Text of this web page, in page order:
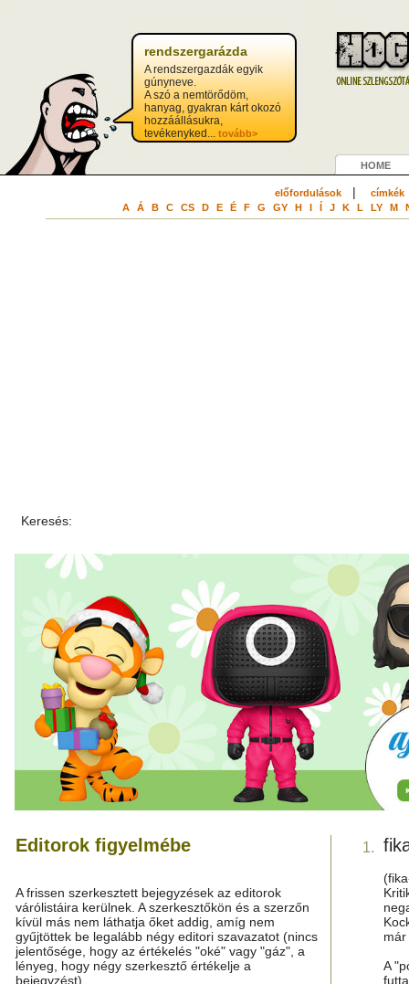
rendszergarázda
A rendszergazdák egyik
gúnyneve.
A szó a nemtörődöm,
hanyag, gyakran kárt okozó
hozzáállásukra,
tevékenyked... tovább>
HOME
előfordulások| címkék
A Á B C CS D E É F G GY H I Í J K L LY M
Keresés:
Editorok figyelmébe
A frissen szerkesztett bejegyzések az editorok
várólistáira kerülnek. A szerkesztőkön és a szerzőn
kívül más nem láthatja őket addig, amíg nem
gyűjtöttek be legalább négy editori szavazatot (nincs
jelentősége, hogy az értékelés "oké" vagy "gáz", a
lényeg, hogy négy szerkesztő értékelje a
bejegyzést).
1.
A